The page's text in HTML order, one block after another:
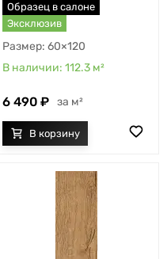
Образец в салоне
Эксклюзив
60×120
112.3 м²
6 490 м²